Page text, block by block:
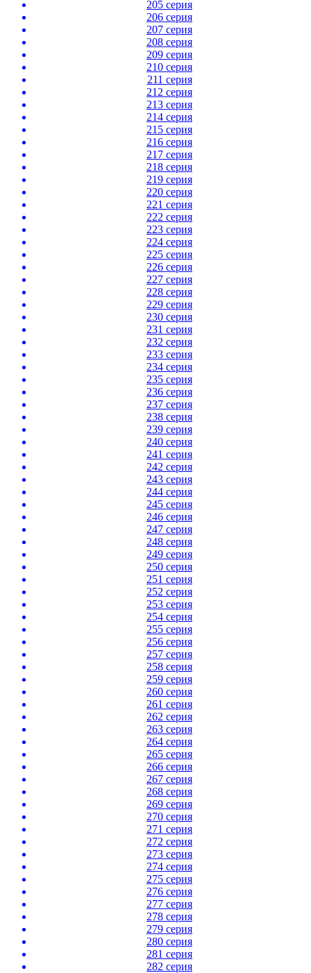
205 серия
206 серия
207 серия
208 серия
209 серия
210 серия
211 серия
212 серия
213 серия
214 серия
215 серия
216 серия
217 серия
218 серия
219 серия
220 серия
221 серия
222 серия
223 серия
224 серия
225 серия
226 серия
227 серия
228 серия
229 серия
230 серия
231 серия
232 серия
233 серия
234 серия
235 серия
236 серия
237 серия
238 серия
239 серия
240 серия
241 серия
242 серия
243 серия
244 серия
245 серия
246 серия
247 серия
248 серия
249 серия
250 серия
251 серия
252 серия
253 серия
254 серия
255 серия
256 серия
257 серия
258 серия
259 серия
260 серия
261 серия
262 серия
263 серия
264 серия
265 серия
266 серия
267 серия
268 серия
269 серия
270 серия
271 серия
272 серия
273 серия
274 серия
275 серия
276 серия
277 серия
278 серия
279 серия
280 серия
281 серия
282 серия